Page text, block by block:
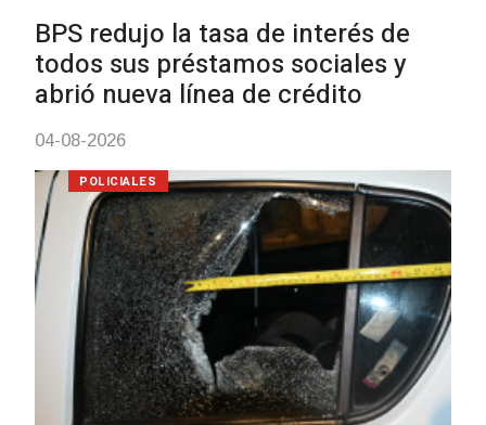
03-08-2026
Siniestro laboral con tiernizadora
de carne
01-08-2026
POLICIALES